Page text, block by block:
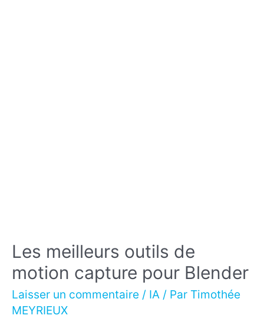
Les meilleurs outils de
motion capture pour Blender
Laisser un commentaire / IA / Par Timothée
MEYRIEUX